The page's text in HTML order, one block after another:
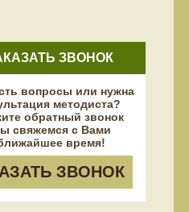
ЗВОНОК
вопросы или нужна
методиста?
обратный звонок
свяжемся с Вами
время!
ЗВОНОК